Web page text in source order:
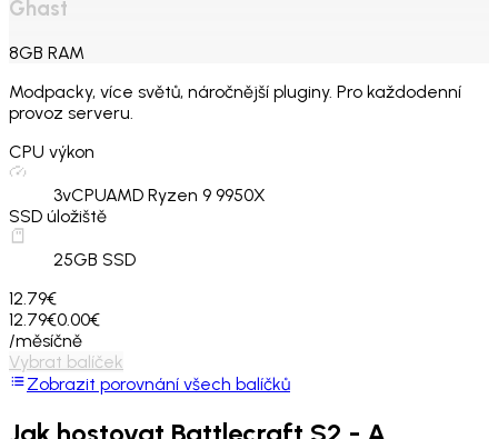
Ghast
8GB RAM
Modpacky, více světů, náročnější pluginy. Pro každodenní
provoz serveru.
CPU výkon
3vCPUAMD Ryzen 9 9950X
SSD úložiště
25GB SSD
12.79€
12.79€0.00€
/měsíčně
Vybrat balíček
Zobrazit porovnání všech balíčků